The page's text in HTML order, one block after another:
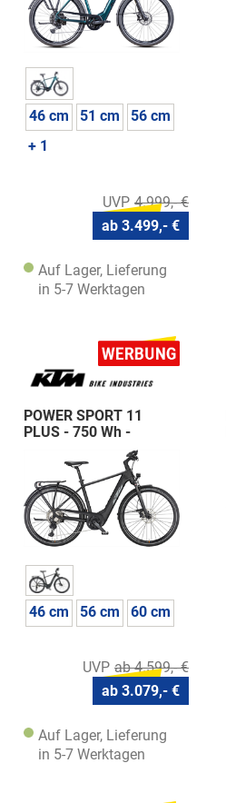
46 cm 51 cm
56 cm
+ 1
4.999,- €
ab 3.499,- €
Auf Lager, Lieferung
in 5-7 Werktagen
POWER SPORT 11
PLUS - 750 Wh -
46 cm 56 cm 60 cm
ab 4.599,- €
ab 3.079,- €
Auf Lager, Lieferung
in 5-7 Werktagen